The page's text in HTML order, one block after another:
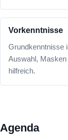
Vorkenntnisse
Grundkenntnisse
Auswahl,
hilfreich.
Agenda